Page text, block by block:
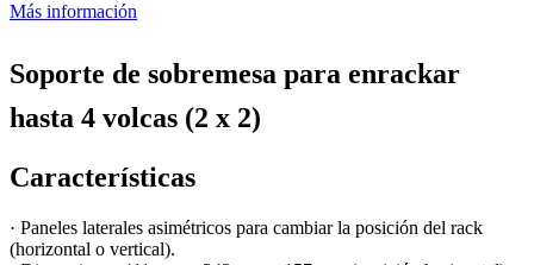
Más información
Soporte de sobremesa para enrackar
hasta 4 volcas (2 x 2)
Características
· Paneles laterales asimétricos para cambiar la posición del rack
(horizontal o vertical).